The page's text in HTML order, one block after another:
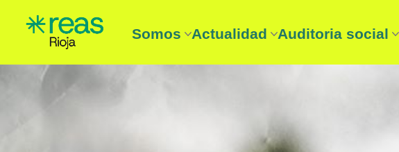
Somos
REAS Rioja
Actualidad
Noticias
Auditoria social
Auditoria social